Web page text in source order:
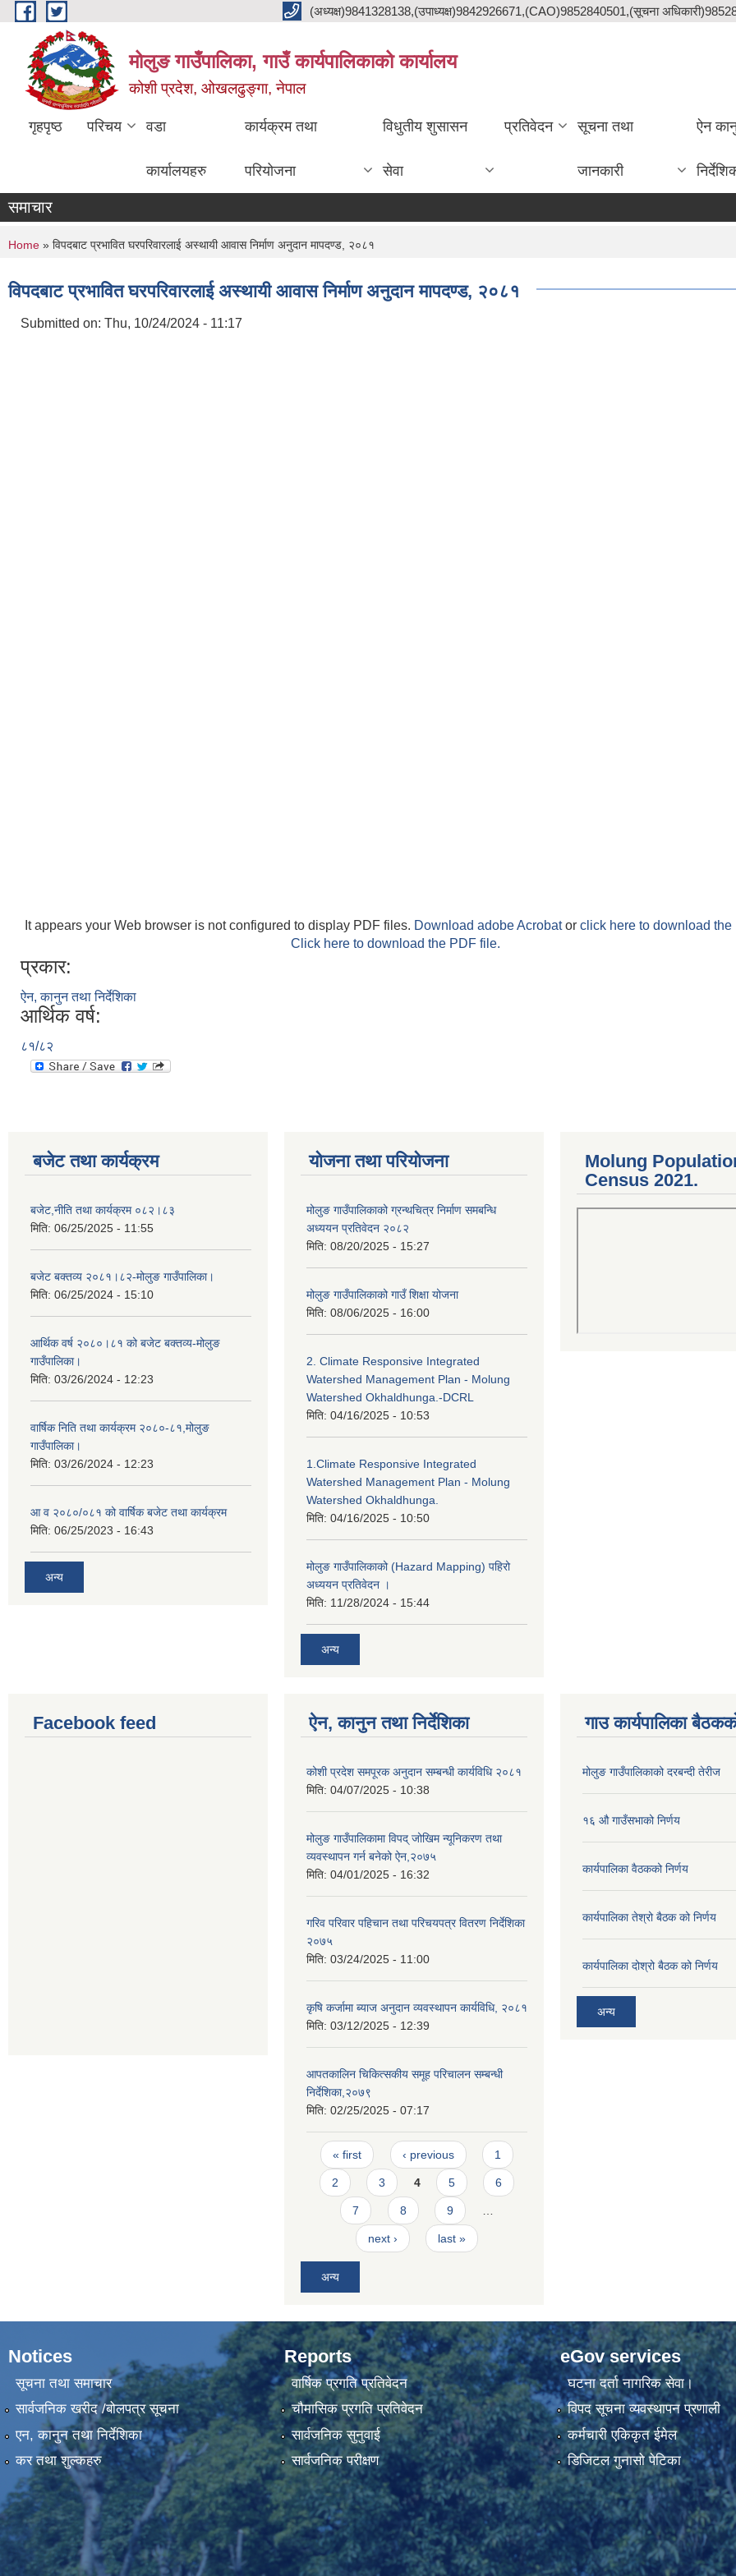
Skip to main content (अध्यक्ष)9841328138,(उपाध्यक्ष)9842926671,(CAO)9852840501,(सूचना
मोलुङ गाउँपालिका, गाउँ कार्यपालिकाको कार्यालय
कोशी प्रदेश, ओखलढुङ्गा, नेपाल
गृहपृष्ठ परिचय वडा
कार्यालयहरु
कार्यक्रम तथा
परियोजना
विधुतीय शुसासन
सेवा
प्रतिवेदन सूचना तथा
जानकारी
ऐन
समाचार
You are here
Home » विपदबाट प्रभावित घरपरिवारलाई अस्थायी आवास निर्माण अनुदान मापदण्ड, २०८१
विपदबाट प्रभावित घरपरिवारलाई अस्थायी आवास निर्माण अनुदान मापदण्ड, २०८१
Submitted on: Thu, 10/24/2024 - 11:17
It appears your Web browser is not configured to display PDF files. Download adobe Acrobator click here to download the
Click here to download the PDF file.
प्रकार:
ऐन, कानुन तथा निर्देशिका
आर्थिक वर्ष:
८१/८२
बजेट तथा कार्यक्रम
बजेट,नीति तथा कार्यक्रम ०८२।८३
मिति: 06/25/2025 - 11:55
बजेट बक्तव्य २०८१।८२-मोलुङ गाउँपालिका।
मिति: 06/25/2024 - 15:10
आर्थिक वर्ष २०८०।८१ को बजेट बक्तव्य-मोलुङ
गाउँपालिका।
मिति: 03/26/2024 - 12:23
वार्षिक निति तथा कार्यक्रम २०८०-८१,मोलुङ
गाउँपालिका।
मिति: 03/26/2024 - 12:23
आ व २०८०/०८१ को वार्षिक बजेट तथा कार्यक्रम
मिति: 06/25/2023 - 16:43
अन्य
योजना तथा परियोजना
मोलुङ गाउँपालिकाको ग्रन्थचित्र निर्माण समबन्धि
अध्ययन प्रतिवेदन २०८२
मिति: 08/20/2025 - 15:27
मोलुङ गाउँपालिकाको गाउँ शिक्षा योजना
मिति: 08/06/2025 - 16:00
2. Climate Responsive Integrated
Watershed Management Plan - Molung
Watershed Okhaldhunga.-DCRL
मिति: 04/16/2025 - 10:53
1.Climate Responsive Integrated
Watershed Management Plan - Molung
Watershed Okhaldhunga.
मिति: 04/16/2025 - 10:50
मोलुङ गाउँपालिकाको (Hazard Mapping) पहिरो
अध्ययन प्रतिवेदन ।
मिति: 11/28/2024 - 15:44
अन्य
Molung
Census 2021.
Facebook feed ऐन, कानुन तथा निर्देशिका
कोशी प्रदेश समपूरक अनुदान सम्बन्धी कार्यविधि २०८१
मिति: 04/07/2025 - 10:38
मोलुङ गाउँपालिकामा विपद् जोखिम न्यूनिकरण तथा
व्यवस्थापन गर्न बनेको ऐन,२०७५
मिति: 04/01/2025 - 16:32
गरिव परिवार पहिचान तथा परिचयपत्र वितरण निर्देशिका
२०७५
मिति: 03/24/2025 - 11:00
कृषि कर्जामा ब्याज अनुदान व्यवस्थापन कार्यविधि, २०८१
मिति: 03/12/2025 - 12:39
आपतकालिन चिकित्सकीय समूह परिचालन सम्बन्धी
निर्देशिका,२०७९
मिति: 02/25/2025 - 07:17
Pages
« first ‹ previous 1
2 3 4 5 6
7 8 9
next › last »
अन्य
गाउ कार्यपालिका
मोलुङ गाउँपालिकाको दरबन्दी तेरीज
१६ औ गाउँसभाको निर्णय
कार्यपालिका वैठकको निर्णय
कार्यपालिका तेश्रो बैठक को निर्णय
कार्यपालिका दोश्रो बैठक को निर्णय
अन्य
Notices
सूचना तथा समाचार
सार्वजनिक खरीद /बोलपत्र सूचना
एन, कानुन तथा निर्देशिका
कर तथा शुल्कहरु
Reports
वार्षिक प्रगति प्रतिवेदन
चौमासिक प्रगति प्रतिवेदन
सार्वजनिक सुनुवाई
सार्वजनिक परीक्षण
eGov services
घटना दर्ता नागरिक सेवा।
विपद सूचना व्यवस्थापन प्रणाली
कर्मचारी एकिकृत ईमेल
डिजिटल गुनासो पेटिका